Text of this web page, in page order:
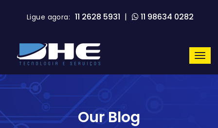
Ligue agora: 11 2628 5931 | 11 98634 0282
Our Blog